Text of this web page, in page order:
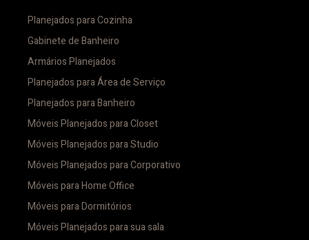
Planejados para Cozinha
Gabinete de Banheiro
Armários Planejados
Planejados para Área de Serviço
Planejados para Banheiro
Móveis Planejados para Closet
Móveis Planejados para Studio
Móveis Planejados para Corporativo
Móveis para Home Office
Móveis para Dormitórios
Móveis Planejados para sua sala